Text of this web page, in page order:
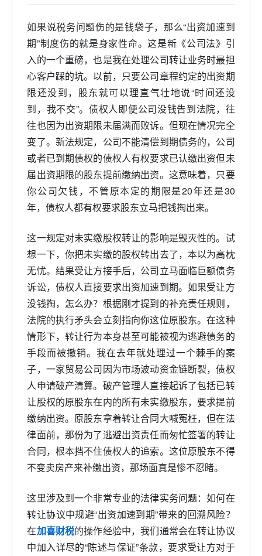
如果说税务问题伤的是钱袋子，那么“出资加速到
期”制度伤的就是身家性命。这是新《公司法》引
入的一个重磅，也是我在处理公司转让业务时最担
心客户踩的坑。以前，只要公司章程约定的出资期
限还没到，股东就可以理直气壮地说“时间还没
到，我不交”。债权人即便公司没钱告到法院，往
往也因为出资期限未届满而败诉。但现在情况完全
变了。新法规定，公司不能清偿到期债务的，公司
或者已到期债权的债权人有权要求已认缴出资但未
届出资期限的股东提前缴纳出资。这意味着，只要
你公司欠钱，不管原本定的期限是20年还是30
年，债权人都有权要求股东立马把钱掏出来。
这一规定对未实缴股权转让的影响是毁灭性的。试
想一下，你把未实缴的股权转出去了，本以为高枕
无忧。结果受让方接手后，公司立马面临巨额债务
诉讼，债权人直接要求出资加速到期。如果受让方
没钱掏，怎么办？根据刚才提到的补充责任规则，
法院的执行矛头会立刻指向你这位原股东。在这种
情形下，转让行为本身甚至可能被视为逃避债务的
手段而被撤销。我在去年就处理过一个棘手的案
子，一家贸易公司因为市场波动资金链断裂，债权
人申请破产清算。破产管理人直接起诉了包括已转
让股权的原股东在内的所有未实缴股东，要求提前
缴纳出资。原股东拿着转让合同大喊冤枉，但在法
律面前，那份为了逃避出资责任而匆忙签署的转让
合同，根本挡不住债权人的追索。这位原股东不得
不变卖房产来补缴出资，那场面真是惨不忍睹。
这里涉及到一个非常专业的法律实务问题：如何在
转让协议中规避“出资加速到期”带来的回溯风险？
在加喜财税的操作经验中，我们通常会在转让协议
中加入详尽的“陈述与保证”条款，要求受让方对于